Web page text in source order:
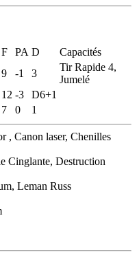
F PA D
Capacités
9 -1 3
Tir Rapide 4,
Jumelé
12 -3
D6+1
7 0 1
, Canon laser, Chenilles
Cinglante, Destruction
Leman Russ